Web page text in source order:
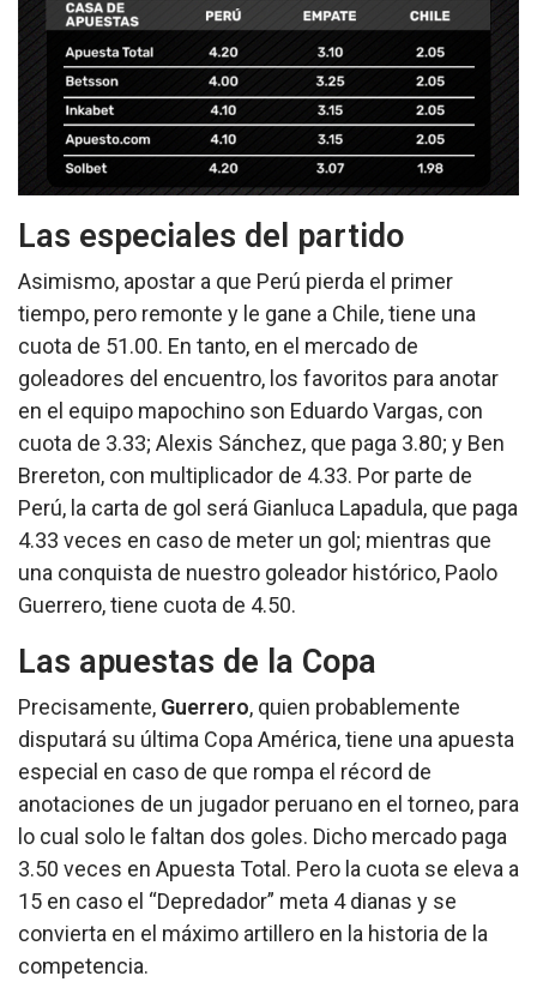
Las especiales del partido
Asimismo, apostar a que Perú pierda el primer
tiempo, pero remonte y le gane a Chile, tiene una
cuota de 51.00. En tanto, en el mercado de
goleadores del encuentro, los favoritos para anotar
en el equipo mapochino son Eduardo Vargas, con
cuota de 3.33; Alexis Sánchez, que paga 3.80; y Ben
Brereton, con multiplicador de 4.33. Por parte de
Perú, la carta de gol será Gianluca Lapadula, que paga
4.33 veces en caso de meter un gol; mientras que
una conquista de nuestro goleador histórico, Paolo
Guerrero, tiene cuota de 4.50.
Las apuestas de la Copa
Precisamente, Guerrero, quien probablemente
disputará su última Copa América, tiene una apuesta
especial en caso de que rompa el récord de
anotaciones de un jugador peruano en el torneo, para
lo cual solo le faltan dos goles. Dicho mercado paga
3.50 veces en Apuesta Total. Pero la cuota se eleva a
15 en caso el “Depredador” meta 4 dianas y se
convierta en el máximo artillero en la historia de la
competencia.